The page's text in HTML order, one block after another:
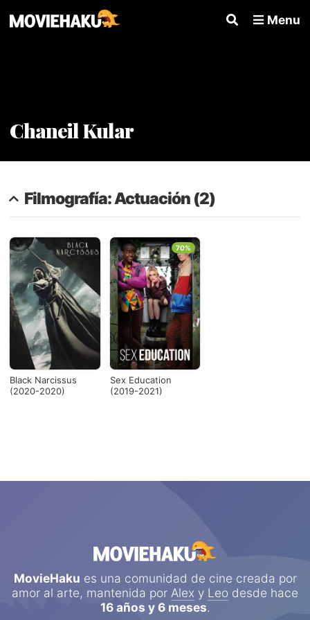
Menu
Chaneil Kular
Filmografía: Actuación (2)
Black Narcissus
(2020-2020)
Sex Education
(2019-2021)
70%
MovieHaku es una comunidad de cine creada por
amor al arte, mantenida por Alex y Leo desde hace
16 años y 6 meses.